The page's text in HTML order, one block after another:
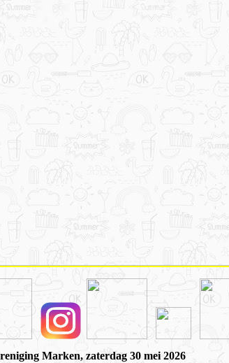
Marken, zaterdag 30 mei 2026